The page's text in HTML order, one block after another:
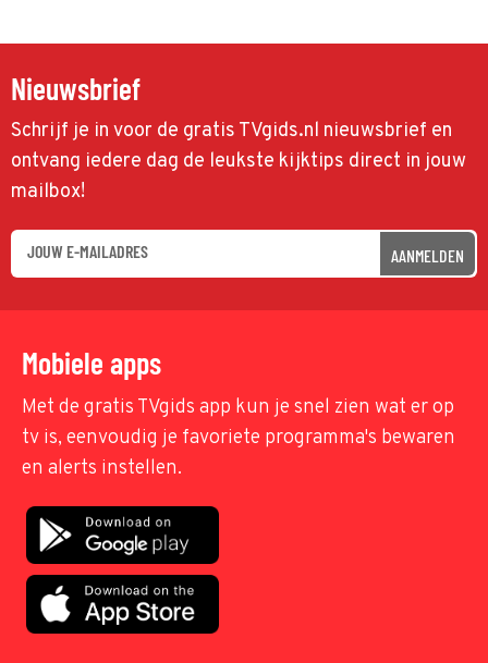
Nieuwsbrief
Schrijf je in voor de gratis TVgids.nl nieuwsbrief en
ontvang iedere dag de leukste kijktips direct in jouw
mailbox!
AANMELDEN
Mobiele apps
Met de gratis TVgids app kun je snel zien wat er op
tv is, eenvoudig je favoriete programma's bewaren
en alerts instellen.